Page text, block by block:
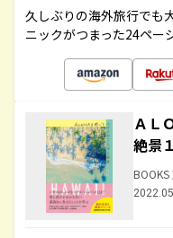
久しぶりの海外旅行でも
ニックがつまった24ペー
ＡＬ
絶景